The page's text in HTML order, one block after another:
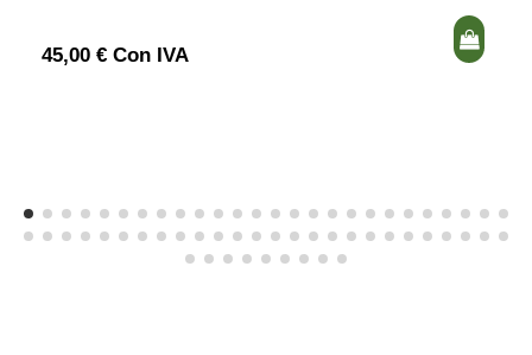
45,00 € Con IVA